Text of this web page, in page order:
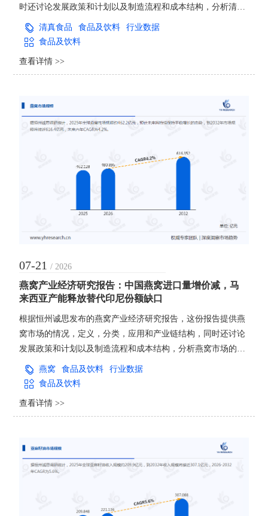
时还讨论发展政策和计划以及制造流程和成本结构，分析清真
食品市场的发展现状与未来市场趋势。并从生产与消费两个角
度来分析清真食品市场的主要生产地区、主要消费地区以及主
清真食品 食品及饮料
行业数据
食品及饮料
查看详情 >>
07-21 / 2026
燕窝产业经济研究报告：中国燕窝进口量增价减，马
来西亚产能释放替代印尼份额缺口
根据恒州诚思发布的燕窝产业经济研究报告，这份报告提供燕
窝市场的情况，定义，分类，应用和产业链结构，同时还讨论
发展政策和计划以及制造流程和成本结构，分析燕窝市场的发
展现状与未来市场趋势。并从生产与消费两个角度来分析燕窝
市场的主要生产地区、主要消费地区以及主要的生产商。
燕窝 食品及饮料
行业数据
食品及饮料
查看详情 >>